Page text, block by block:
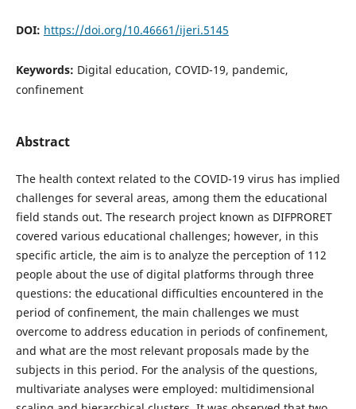
DOI: https://doi.org/10.46661/ijeri.5145
Keywords: Digital education, COVID-19, pandemic,
confinement
Abstract
The health context related to the COVID-19 virus has implied
challenges for several areas, among them the educational
field stands out. The research project known as DIFPRORET
covered various educational challenges; however, in this
specific article, the aim is to analyze the perception of 112
people about the use of digital platforms through three
questions: the educational difficulties encountered in the
period of confinement, the main challenges we must
overcome to address education in periods of confinement,
and what are the most relevant proposals made by the
subjects in this period. For the analysis of the questions,
multivariate analyses were employed: multidimensional